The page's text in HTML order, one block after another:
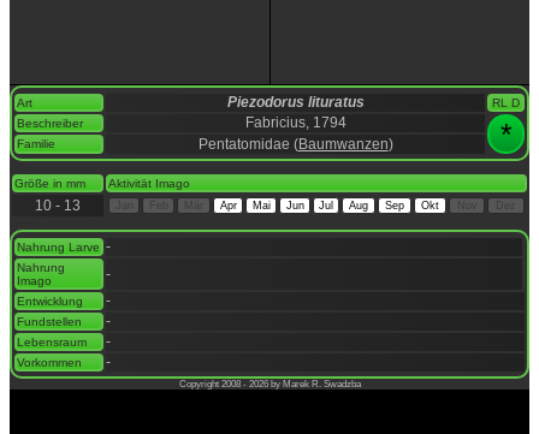
Art Piezodorus lituratus
RL D
Beschreiber
Fabricius, 1794 *
Familie Pentatomidae (Baumwanzen)
Größe in mm Aktivität Imago
10 - 13 Apr Mai Jun Jul Aug Sep Okt Dez
Nahrung Larve -
Nahrung
Imago
-
Entwicklung -
Fundstellen -
Lebensraum -
Vorkommen -
Copyright 2008 - 2026 by Marek R. Swadzba